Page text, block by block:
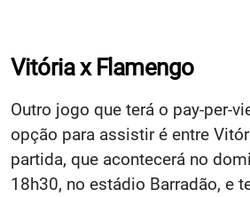
Vitória x Flamengo
Outro jogo que terá o pay-per-
opção para assistir é entre
partida, que acontecerá no
18h30, no estádio Barradão, e